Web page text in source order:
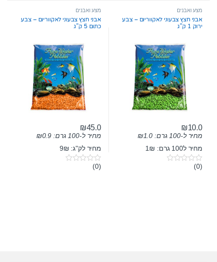
t
f
5
t
f
5
מצע ואבנים
אבני חצץ צבעוני לאקווריום – צבע
ירוק 1 ק”ג
₪10.0
מחיר ל-100 גרם: ₪1.0
מחיר ל100 גרם: 1₪
0(0)
מצע ואבנים
אבני חצץ צבעוני לאקווריום – צבע
כתום 5 ק”ג
₪45.0
מחיר ל-100 גרם: ₪0.9
מחיר לק"ג: 9₪
0(0)